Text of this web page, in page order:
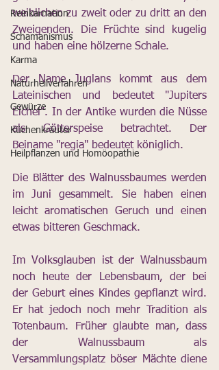
Reinkarnation
Schamanismus
Karma
Naturheilverfahren
Gewürze
Küchenkräuter
Heilpflanzen und Homöopathie
weiblichen zu zweit oder zu dritt an den
Zweigenden. Die Früchte sind kugelig
und haben eine hölzerne Schale.
Der Name Juglans kommt aus dem
Lateinischen und bedeutet "Jupiters
Eichel". In der Antike wurden die Nüsse
als Götterspeise betrachtet. Der
Beiname "regia" bedeutet königlich.
Die Blätter des Walnussbaumes werden
im Juni gesammelt. Sie haben einen
leicht aromatischen Geruch und einen
etwas bitteren Geschmack.
Im Volksglauben ist der Walnussbaum
noch heute der Lebensbaum, der bei
der Geburt eines Kindes gepflanzt wird.
Er hat jedoch noch mehr Tradition als
Totenbaum. Früher glaubte man, dass
der Walnussbaum als
Versammlungsplatz böser Mächte diene